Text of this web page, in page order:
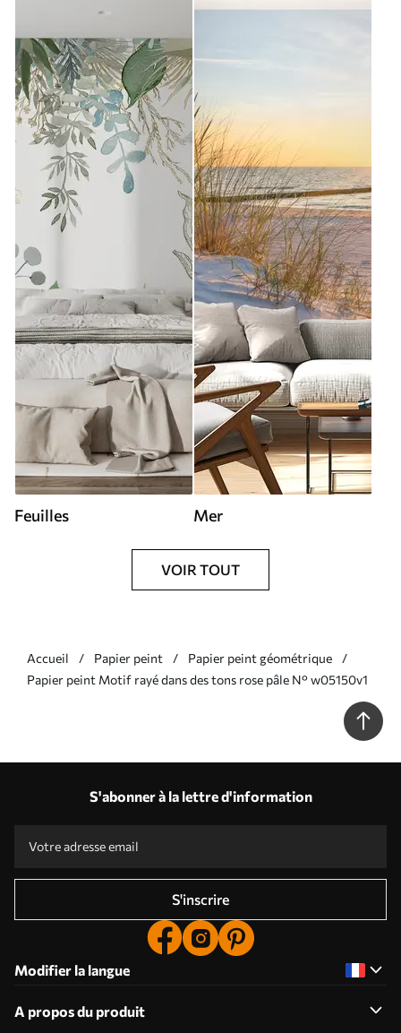
Feuilles Mer
VOIR TOUT
Accueil Papier peint
Papier peint géométrique
Papier peint Motif rayé dans des tons rose pâle N° w05150v1
S'abonner à la lettre d'information
S'inscrire
Modifier la langue
A propos du produit